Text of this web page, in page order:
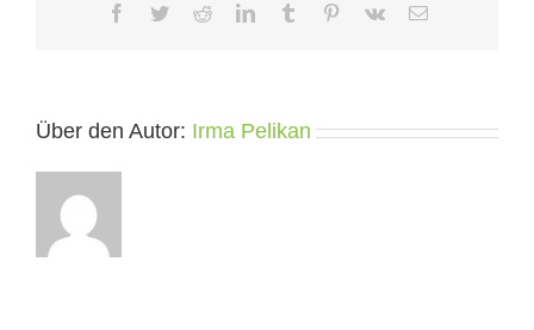
Facebook
TwitterRedditLinkedInTumblr Pinterest
Vk
E-
Über den Autor: Irma Pelikan